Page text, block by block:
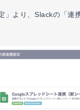
」より、Slackの「連